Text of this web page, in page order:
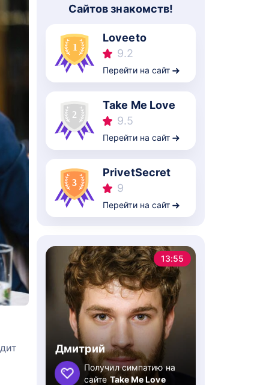
Cайтов знакомств!
Loveeto
9.2
Перейти на сайт
Take Me Love
9.5
Перейти на сайт
PrivetSecret
9
Перейти на сайт
13:55
Дмитрий
Получил симпатию на
сайтеTake Me Love